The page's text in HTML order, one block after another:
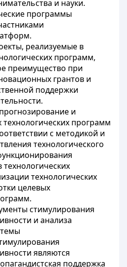
и науки.
программы
реализуемые в
программ,
преимущество при
грантов и
поддержки
и
технологических программ
с методикой и
технологического
технологических
целевых
стимулирования
и анализа
являются
поддержка